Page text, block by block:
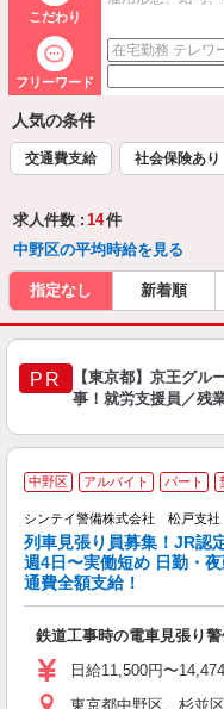
こだわり
フリーワード
人気の条件
交通費支給 社会保険あり
求人件数 : 14件
中野区の平均時給を見る
指定なし 新着順
PR
【東京都】京王グル
事！就労支援員／残
中野区 アルバイト パート
シンテイ警備株式会社 松戸支社
列車見張り員募集！JR認
週4日〜実働短め 日勤・
通費全額支給！
鉄道工事時の電車見張り
日給11,500円〜
東京都中野区、杉並